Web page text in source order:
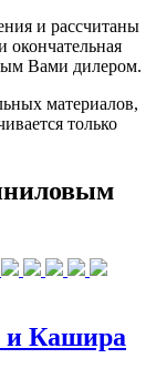
и рассчитаны
Вами дилером.
материалов,
только
и Кашира